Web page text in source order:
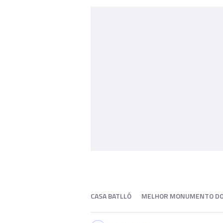
CASA BATLLÓ MELHOR MONUMENTO